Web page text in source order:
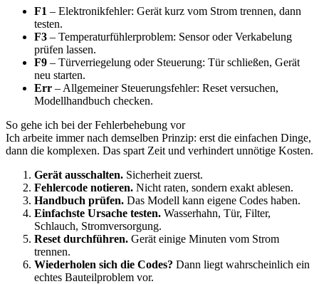
F1 – Elektronikfehler: Gerät kurz vom Strom trennen, dann
testen.
F3 – Temperaturfühlerproblem: Sensor oder Verkabelung
prüfen lassen.
F9 – Türverriegelung oder Steuerung: Tür schließen, Gerät
neu starten.
Err – Allgemeiner Steuerungsfehler: Reset versuchen,
Modellhandbuch checken.
So gehe ich bei der Fehlerbehebung vor
Ich arbeite immer nach demselben Prinzip: erst die einfachen Dinge,
dann die komplexen. Das spart Zeit und verhindert unnötige Kosten.
Gerät ausschalten. Sicherheit zuerst.
Fehlercode notieren. Nicht raten, sondern exakt ablesen.
Handbuch prüfen. Das Modell kann eigene Codes haben.
Einfachste Ursache testen. Wasserhahn, Tür, Filter,
Schlauch, Stromversorgung.
Reset durchführen. Gerät einige Minuten vom Strom
trennen.
Wiederholen sich die Codes? Dann liegt wahrscheinlich ein
echtes Bauteilproblem vor.